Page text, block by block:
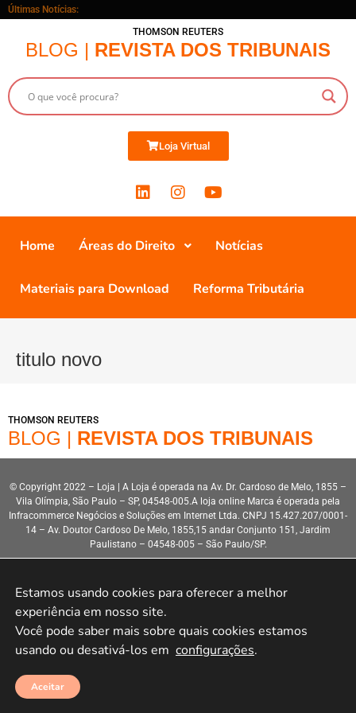
Últimas Notícias:
THOMSON REUTERS
BLOG | REVISTA DOS TRIBUNAIS
Loja Virtual
Home Áreas do Direito Notícias
Materiais para Download Reforma Tributária
titulo novo
THOMSON REUTERS
BLOG | REVISTA DOS TRIBUNAIS
© Copyright 2022 – Loja | A Loja é operada na Av. Dr. Cardoso de Melo, 1855 –
Vila Olímpia, São Paulo – SP, 04548-005.A loja online Marca é operada pela
Infracommerce Negócios e Soluções em Internet Ltda. CNPJ 15.427.207/0001-
14 – Av. Doutor Cardoso De Melo, 1855,15 andar Conjunto 151, Jardim
Paulistano – 04548-005 – São Paulo/SP.
Estamos usando cookies para oferecer a melhor
experiência em nosso site.
Você pode saber mais sobre quais cookies estamos
usando ou desativá-los em configurações.
Aceitar